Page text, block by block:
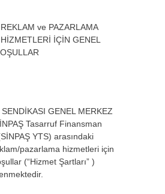
REKLAM ve PAZARLAMA
HİZMETLERİ İÇİN GENEL
GENEL MERKEZ
Tasarruf Finansman
YTS) arasındaki
pazarlama hizmetleri için
(“Hizmet Şartları” )